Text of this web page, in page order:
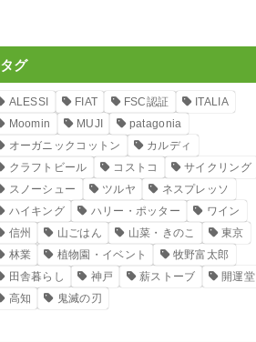
タグ
ALESSI FIAT FSC認証
ITALIA
Moomin
MUJI
patagonia
オーガニックコットン
カルディ
クラフトビール
コストコ
サイクリング
スノーシュー
ツルヤ
ネスプレッソ
ハイキング
ハリー・ポッター
ワイン
信州
山ごはん 山菜・きのこ
東京
林業
植物園・イベント
牧野富太郎
田舎暮らし
神戸 薪ストーブ
開運堂
高知
鬼滅の刃